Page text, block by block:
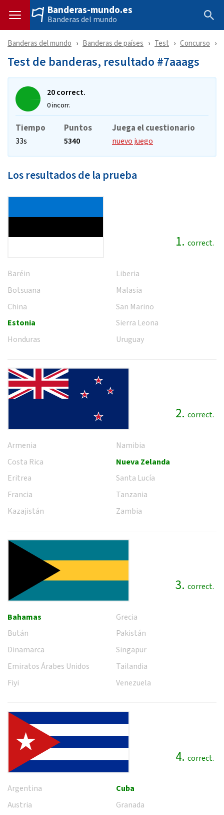
Banderas-mundo.es
Banderas del mundo
Banderas del mundo Banderas de países Test Concurso
Test de banderas, resultado #7aaags
20 correct.
0 incorr.
Tiempo
33s
Puntos
5340
Juega el cuestionario
nuevo juego
Los resultados de la prueba
1. correct.
Baréin
Botsuana
China
Estonia
Honduras
Liberia
Malasia
San Marino
Sierra Leona
Uruguay
2. correct.
Armenia
Costa Rica
Eritrea
Francia
Kazajistán
Namibia
Nueva Zelanda
Santa Lucía
Tanzania
Zambia
3. correct.
Bahamas
Bután
Dinamarca
Emiratos Árabes Unidos
Fiyi
Grecia
Pakistán
Singapur
Tailandia
Venezuela
4. correct.
Argentina
Austria
Cuba
Granada